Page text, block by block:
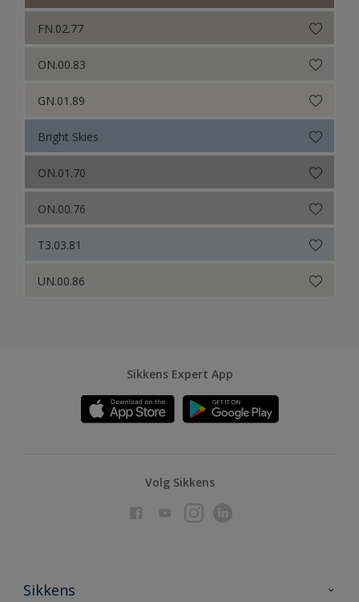
FN.02.77
ON.00.83
GN.01.89
Bright Skies
ON.01.70
ON.00.76
T3.03.81
UN.00.86
Sikkens Expert App
Volg Sikkens
Sikkens